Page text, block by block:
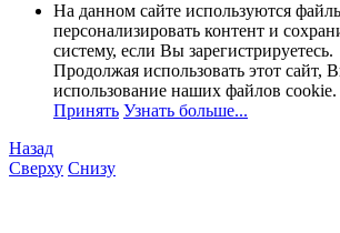
На данном сайте используются
персонализировать контент и
систему, если Вы зарегистрируетесь.
Продолжая использовать этот сайт,
использование наших файлов cookie.
Принять Узнать больше...
Назад
Сверху Снизу